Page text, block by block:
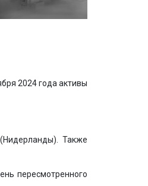
2024 года активы
Также
пересмотренного